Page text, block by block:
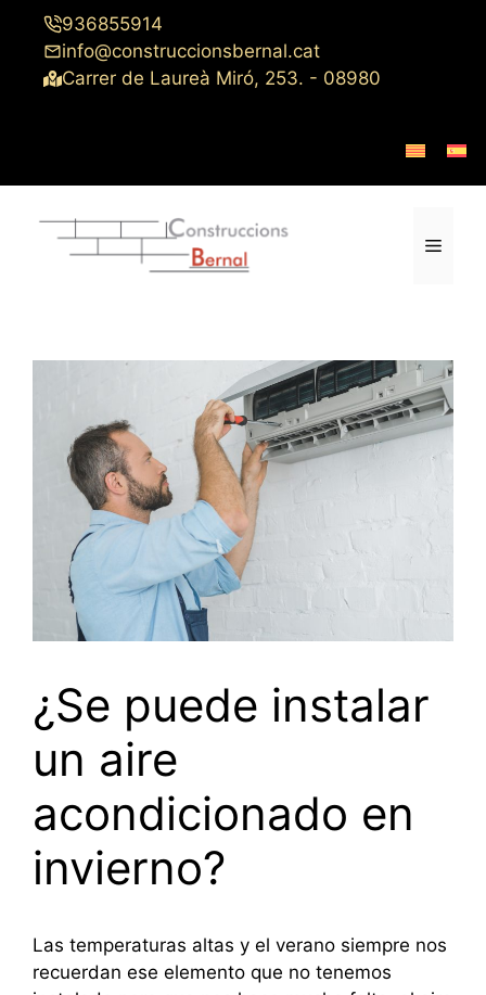
Saltar
contenido
936855914
info@construccionsbernal.cat
Carrer de Laureà Miró, 253. - 08980
Menú
¿Se puede instalar
un aire
acondicionado en
invierno?
Las temperaturas altas y el verano siempre nos
recuerdan ese elemento que no tenemos